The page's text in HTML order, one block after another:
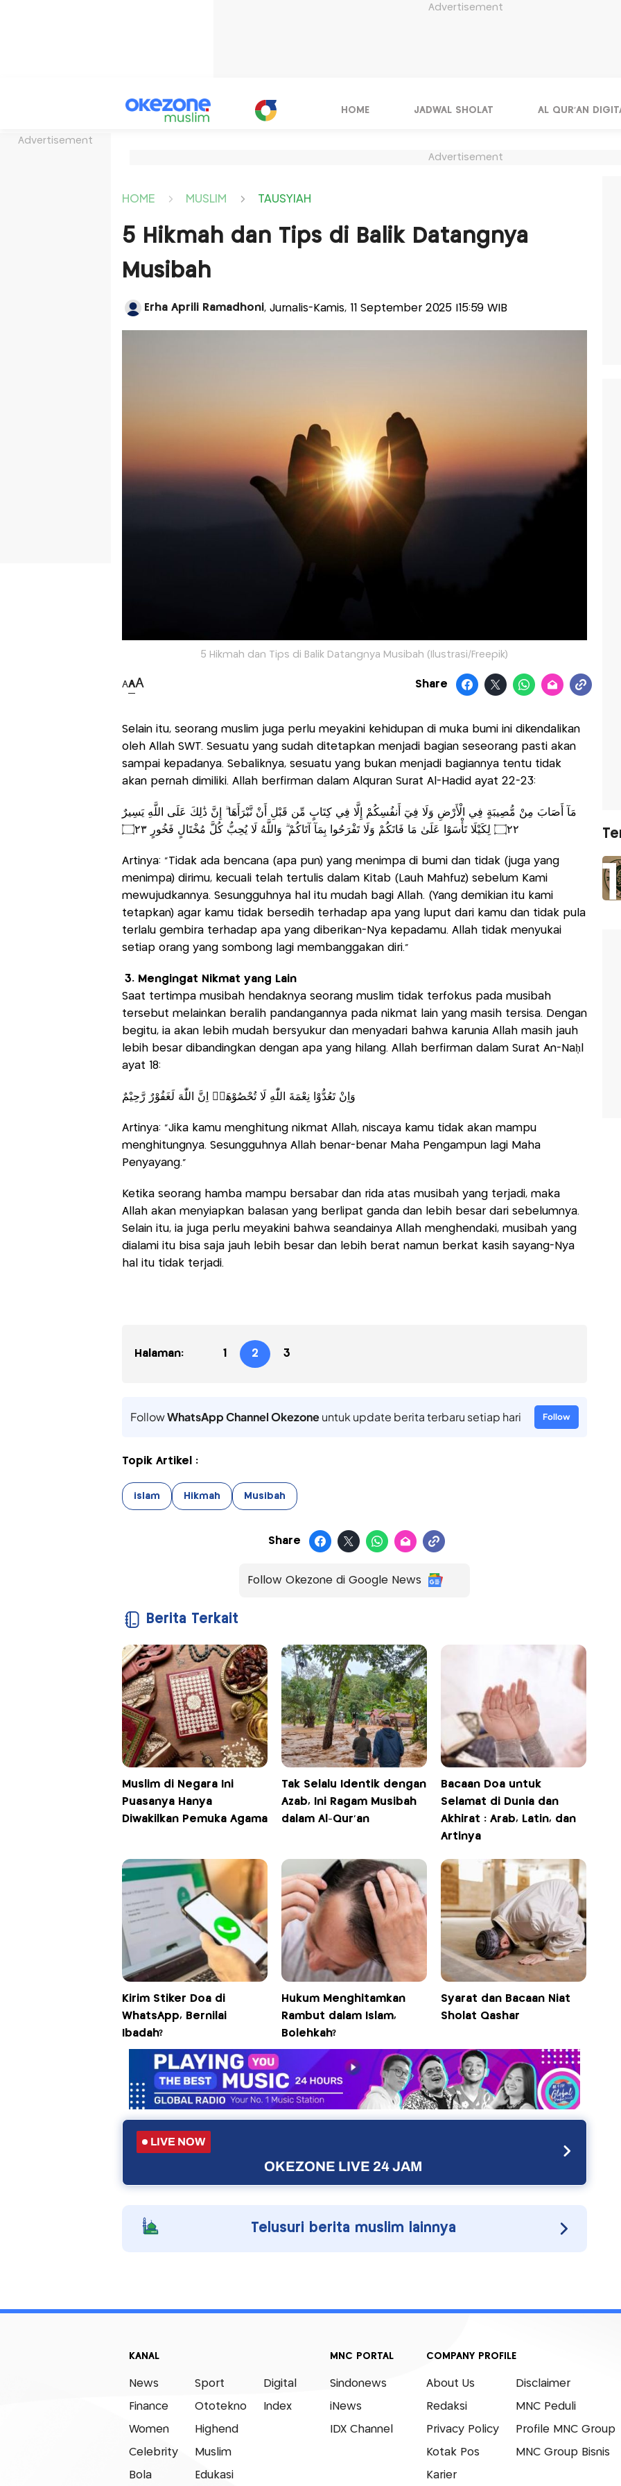
Advertisement
Advertisement
HOME JADWAL SHOLAT AL QUR'AN
Advertisement
HOME MUSLIM TAUSYIAH
5 Hikmah dan Tips di Balik Datangnya
Musibah
Erha Aprili Ramadhoni, Jurnalis-Kamis, 11 September 2025 |15:59 WIB
5 Hikmah dan Tips di Balik Datangnya Musibah (Ilustrasi/Freepik)
AAA Share
Selain itu, seorang muslim juga perlu meyakini kehidupan di muka bumi ini dikendalikan
oleh Allah SWT. Sesuatu yang sudah ditetapkan menjadi bagian seseorang pasti akan
sampai kepadanya. Sebaliknya, sesuatu yang bukan menjadi bagiannya tentu tidak
akan pernah dimiliki. Allah berfirman dalam Alquran Surat Al-Hadid ayat 22-23:
مَآ أَصَابَ مِنْ مُّصِيبَةٍ فِي الْأَرْضِ وَلَا فِيٓ أَنفُسِكُمْ إِلَّا فِي كِتَابٍ مِّن قَبْلِ أَنْ نَّبْرَأَهَا ۗ إِنَّ ذَٰلِكَ عَلَى اللَّهِ يَسِيرٌ
۝٢٢ لِكَيْلَا تَأْسَوْا عَلَىٰ مَا فَاتَكُمْ وَلَا تَفْرَحُوا بِمَآ آتَاكُمْ ۗ وَاللَّهُ لَا يُحِبُّ كُلَّ مُخْتَالٍ فَخُورٍ ۝٢٣
Artinya: “Tidak ada bencana (apa pun) yang menimpa di bumi dan tidak (juga yang
menimpa) dirimu, kecuali telah tertulis dalam Kitab (Lauh Mahfuz) sebelum Kami
mewujudkannya. Sesungguhnya hal itu mudah bagi Allah. (Yang demikian itu kami
tetapkan) agar kamu tidak bersedih terhadap apa yang luput dari kamu dan tidak pula
terlalu gembira terhadap apa yang diberikan-Nya kepadamu. Allah tidak menyukai
setiap orang yang sombong lagi membanggakan diri.”
3. Mengingat Nikmat yang Lain
Saat tertimpa musibah hendaknya seorang muslim tidak terfokus pada musibah
tersebut melainkan beralih pandangannya pada nikmat lain yang masih tersisa. Dengan
begitu, ia akan lebih mudah bersyukur dan menyadari bahwa karunia Allah masih jauh
lebih besar dibandingkan dengan apa yang hilang. Allah berfirman dalam Surat An-Naḥl
ayat 18:
وَاِنْ تَعُدُّوْا نِعْمَةَ اللّٰهِ لَا تُحْصُوْهَاۗ اِنَّ اللّٰهَ لَغَفُوْرٌ رَّحِيْمٌ
Artinya: “Jika kamu menghitung nikmat Allah, niscaya kamu tidak akan mampu
menghitungnya. Sesungguhnya Allah benar-benar Maha Pengampun lagi Maha
Penyayang.”
Ketika seorang hamba mampu bersabar dan rida atas musibah yang terjadi, maka
Allah akan menyiapkan balasan yang berlipat ganda dan lebih besar dari sebelumnya.
Selain itu, ia juga perlu meyakini bahwa seandainya Allah menghendaki, musibah yang
dialami itu bisa saja jauh lebih besar dan lebih berat namun berkat kasih sayang-Nya
hal itu tidak terjadi.
Halaman: 1 2 3
FollowWhatsApp Channel Okezoneuntuk update berita terbaru setiap hari Follow
Topik Artikel :
islam Hikmah Musibah
Share
Follow Okezone di Google News
Berita Terkait
Muslim di Negara Ini
Puasanya Hanya
Diwakilkan Pemuka Agama
Tak Selalu Identik dengan
Azab, Ini Ragam Musibah
dalam Al-Qur'an
Bacaan Doa untuk
Selamat di Dunia dan
Akhirat : Arab, Latin, dan
Artinya
Kirim Stiker Doa di
WhatsApp, Bernilai
Ibadah?
Hukum Menghitamkan
Rambut dalam Islam,
Bolehkah?
Syarat dan Bacaan Niat
Sholat Qashar
LIVE NOW
OKEZONE LIVE 24 JAM
Telusuri berita muslim lainnya
KANAL
News
Finance
Women
Celebrity
Bola
Sport
Ototekno
Highend
Muslim
Edukasi
Digital
Index
MNC PORTAL
Sindonews
iNews
IDX Channel
COMPANY PROFILE
About Us
Redaksi
Privacy Policy
Kotak Pos
Karier
Disclaimer
MNC Peduli
Profile MNC Group
MNC Group Bisnis